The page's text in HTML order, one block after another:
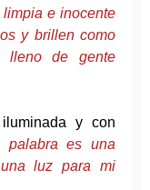
e inocente
y brillen como
lleno de gente
y con
palabra es una
luz para mi